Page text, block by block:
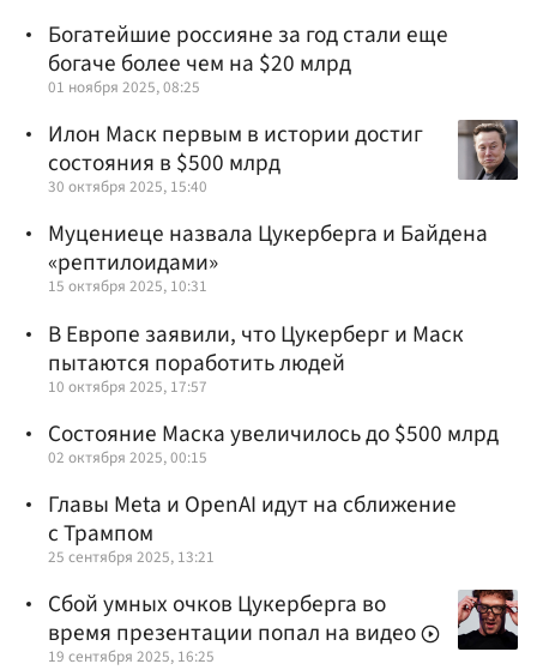
Богатейшие россияне за год стали еще
богаче более чем на $20 млрд
01 ноября 2025, 08:25
Илон Маск первым в истории достиг
состояния в $500 млрд
30 октября 2025, 15:40
Муцениеце назвала Цукерберга и Байдена
«рептилоидами»
15 октября 2025, 10:31
В Европе заявили, что Цукерберг и Маск
пытаются поработить людей
10 октября 2025, 17:57
Состояние Маска увеличилось до $500 млрд
02 октября 2025, 00:15
Главы Meta и OpenAI идут на сближение
с Трампом
25 сентября 2025, 13:21
Сбой умных очков Цукерберга во
время презентации попал на видео
19 сентября 2025, 16:25